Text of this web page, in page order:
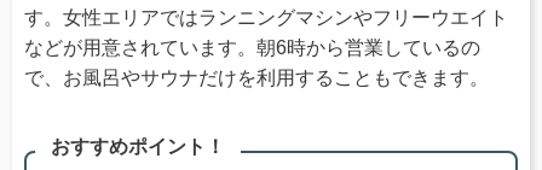
す。女性エリアではランニングマシンやフリーウエイト
などが用意されています。朝6時から営業しているの
で、お風呂やサウナだけを利用することもできます。
おすすめポイント！